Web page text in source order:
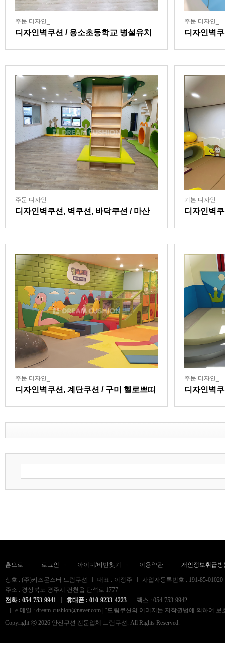
주문 디자인_
디자인벽쿠션 / 용소초등학교 병설유치
주문 디자인_
디자인벽
주문 디자인_
디자인벽쿠션, 벽쿠션, 바닥쿠션 / 마산
기본 디자인_
디자인벽
주문 디자인_
디자인벽쿠션, 계단쿠션 / 구미 헬로쁘띠
주문 디자인_
디자인벽
홈으로 로그인 아이디/비번찾기 이용약관 개인정보취급방
상호 : (주)키즈몬스터 드림쿠션 대표 : 이정주
사업자등록번호 : 191-85-01020
주소 : 경상북도 경주시 건천읍 단석로 1777
전화 : 054-753-9941
휴대폰 : 010-9233-4223
팩스 : 054-753-9942
e-메일 : dream-cushion@naver.com | “드림쿠션의 이미지는 저작권법에 의하
Copyright ⓒ 2026 안전쿠션 전문업체 드림쿠션. All Rights Reserved.